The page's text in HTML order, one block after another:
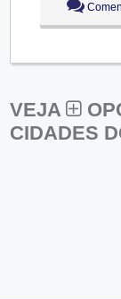
VEJA
CIDADES